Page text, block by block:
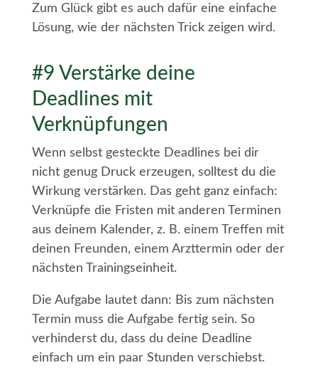
Zum Glück gibt es auch dafür eine einfache
Lösung, wie der nächsten Trick zeigen wird.
#9 Verstärke deine
Deadlines mit
Verknüpfungen
Wenn selbst gesteckte Deadlines bei dir
nicht genug Druck erzeugen, solltest du die
Wirkung verstärken. Das geht ganz einfach:
Verknüpfe die Fristen mit anderen Terminen
aus deinem Kalender, z. B. einem Treffen mit
deinen Freunden, einem Arzttermin oder der
nächsten Trainingseinheit.
Die Aufgabe lautet dann: Bis zum nächsten
Termin muss die Aufgabe fertig sein. So
verhinderst du, dass du deine Deadline
einfach um ein paar Stunden verschiebst.